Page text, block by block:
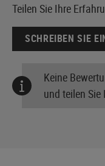
Teilen Sie Ihre
SCHREIBEN SIE
Keine
und teilen Sie